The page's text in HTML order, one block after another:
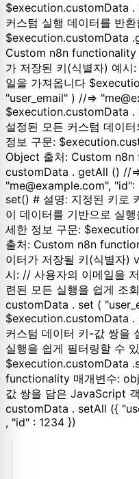
$execution.customData .
커스텀 실행 데이터를 반
$execution.customData
Custom n8n functionality
가 저장된 키(식별자) 예
일을 가져옵니다
"user_email" ) //=>
$execution.customData .
설정된 모든 커스텀 데이
정보 구문:
Object 출처: Custom
customData . getAll () //
"me@example.com",
set() # 설명: 지정된 키로
이 데이터를 기반으로 실
세한 정보 구문:
출처: Custom n8n
이터가 저장될 키(식별자)
시: // 사용자의 이메일을
련된 모든 실행을 쉽게 조
customData . set (
$execution.customData .
커스텀 데이터 키-값 쌍을
실행을 쉽게 필터링할 수
$execution.customData
functionality 매개변수:
값 쌍을 담은 JavaScript
customData . setAll ({
, "id" : 1234 })